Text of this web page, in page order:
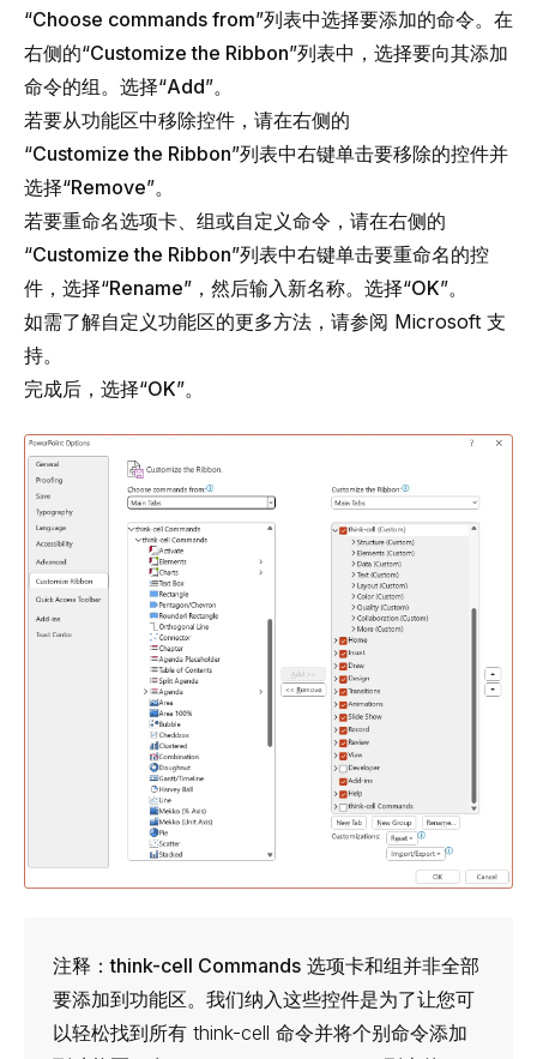
“Choose commands from”列表中选择要添加的命令。在
右侧的“Customize the Ribbon”列表中，选择要向其添加
命令的组。选择“Add”。
若要从功能区中移除控件，请在右侧的
“Customize the Ribbon”列表中右键单击要移除的控件并
选择“Remove”。
若要重命名选项卡、组或自定义命令，请在右侧的
“Customize the Ribbon”列表中右键单击要重命名的控
件，选择“Rename”，然后输入新名称。选择“OK”。
如需了解自定义功能区的更多方法，请参阅 Microsoft 支
持。
完成后，选择“OK”。
注释：think-cell Commands 选项卡和组并非全部
要添加到功能区。我们纳入这些控件是为了让您可
以轻松找到所有 think-cell 命令并将个别命令添加